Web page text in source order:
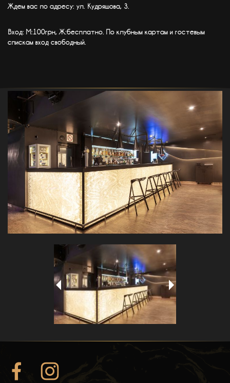
Ждем вас по адресу: ул. Кудряшова, 3.
Вход: М:100грн, Ж:бесплатно. По клубным картам и гостевым
спискам вход свободный.